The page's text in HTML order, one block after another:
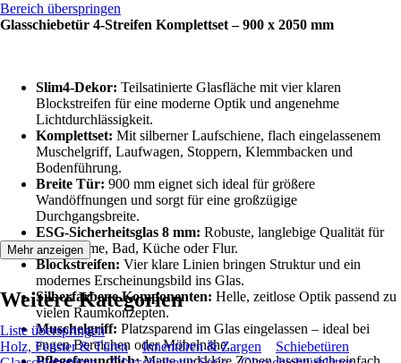
Bereich überspringen
Glasschiebetür 4-Streifen Komplettset – 900 x 2050 mm
Slim4-Dekor: Teilsatinierte Glasfläche mit vier klaren
Blockstreifen für eine moderne Optik und angenehme
Lichtdurchlässigkeit.
Komplettset: Mit silberner Laufschiene, flach eingelassenem
Muschelgriff, Laufwagen, Stoppern, Klemmbacken und
Bodenführung.
Breite Tür: 900 mm eignet sich ideal für größere
Wandöffnungen und sorgt für eine großzügige
Durchgangsbreite.
ESG-Sicherheitsglas 8 mm: Robuste, langlebige Qualität für
Wohnräume, Bad, Küche oder Flur.
Blockstreifen: Vier klare Linien bringen Struktur und ein
modernes Erscheinungsbild ins Glas.
Silberfarbene Komponenten: Helle, zeitlose Optik passend zu
vielen Raumkonzepten.
Muschelgriff: Platzsparend im Glas eingelassen – ideal bei
engen Bereichen oder Möbelnähe.
Mehr anzeigen
Weitere Kategorien
Liste überspringen
Holz, Fenster & Türen
Innentüren & Zargen
Schiebetüren